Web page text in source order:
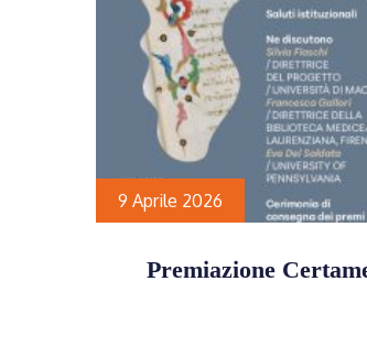
9 Aprile 2026
Premiazione